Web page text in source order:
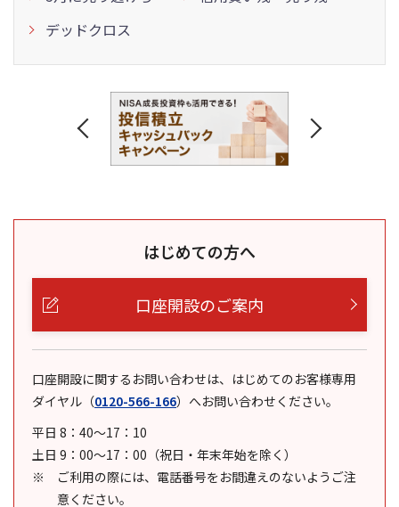
デッドクロス
はじめての方へ
口座開設のご案内
口座開設に関するお問い合わせは、はじめてのお客様専用
ダイヤル （0120-566-166） へお問い合わせください。
平日 8：40～17：10
土日 9：00～17：00（祝日・年末年始を除く）
ご利用の際には、電話番号をお間違えのないようご注
意ください。